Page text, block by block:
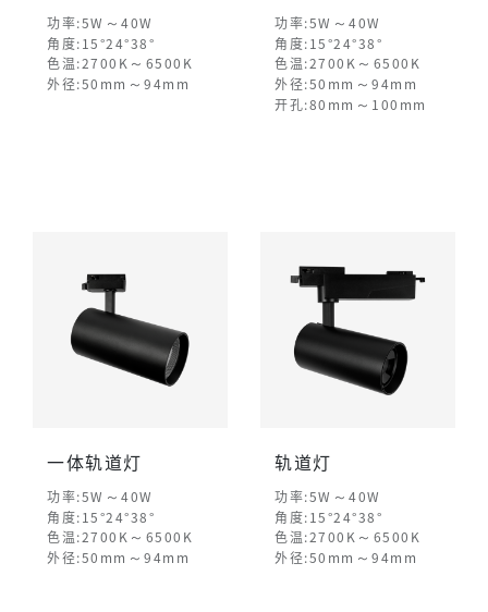
功率:5W ～ 40W
角度:15°24°38°
色温:2700K ～ 6500K
外径:50mm ～ 94mm
功率:5W ～ 40W
角度:15°24°38°
色温:2700K ～ 6500K
外径:50mm ～ 94mm
开孔:80mm ～ 100mm
一体轨道灯
功率:5W ～ 40W
角度:15°24°38°
色温:2700K ～ 6500K
外径:50mm ～ 94mm
轨道灯
功率:5W ～ 40W
角度:15°24°38°
色温:2700K ～ 6500K
外径:50mm ～ 94mm